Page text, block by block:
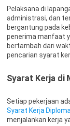
Pelaksana di
administrasi, dan
bergantung pada
penerima manfaat
bertambah dari
pencarian syarat
Syarat Kerja di
Setiap pekerjaan
Syarat Kerja
menjalankan kerja